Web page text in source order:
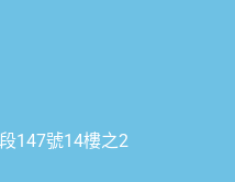
147號14樓之2